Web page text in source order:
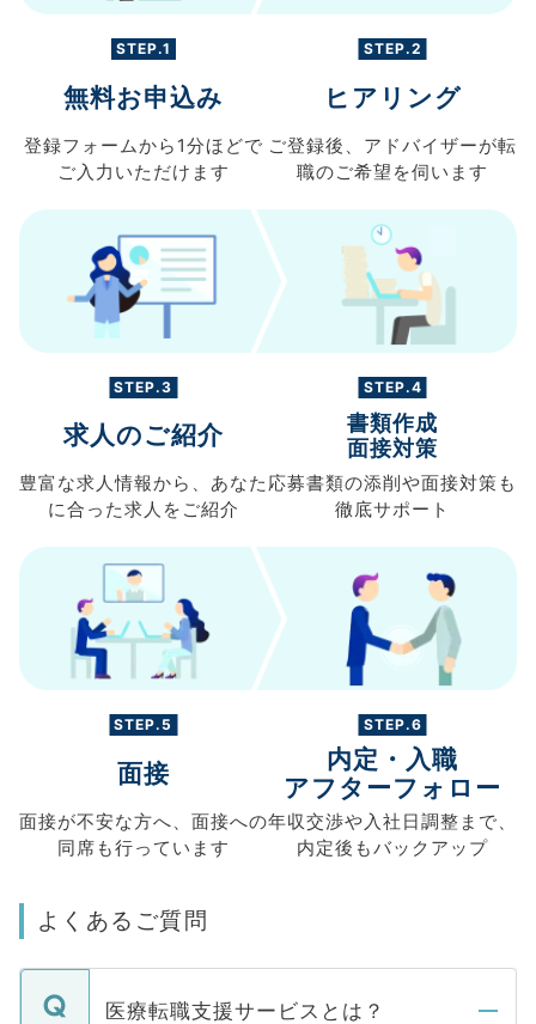
STEP.1
無料お申込み
登録フォームから 1分ほどで
ご入力 いただけます
STEP.2
ヒアリング
ご登録後、 アドバイザーが転
職のご希望を伺います
STEP.3
求人のご紹介
豊富な求人情報から、 あなた
に合った求人を ご紹介
STEP.4
書類作成
面接対策
応募書類の添削や面接対策も
徹底サポート
STEP.5
面接
面接が不安な方へ、 面接への
同席も行っています
STEP.6
内定・入職
アフターフォロー
年収交渉や入社日調整まで、
内定後もバックアップ
よくあるご質問
医療転職支援サービスとは？